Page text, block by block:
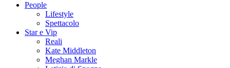
People
Lifestyle
Spettacolo
Star e Vip
Reali
Kate Middleton
Meghan Markle